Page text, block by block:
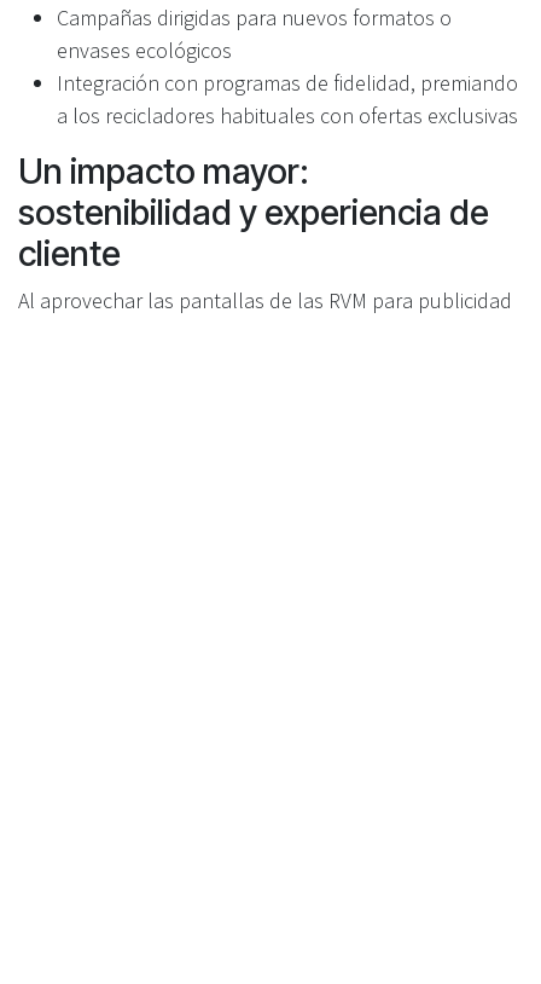
Campañas dirigidas para nuevos formatos o
envases ecológicos
Integración con programas de fidelidad, premiando
a los recicladores habituales con ofertas exclusivas
Un impacto mayor:
sostenibilidad y experiencia de
cliente
Al aprovechar las pantallas de las RVM para publicidad